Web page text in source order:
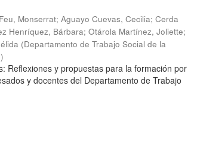
Feu, Monserrat;Aguayo Cuevas, Cecilia;Cerda
Henríquez, Bárbara;Otárola Martínez, Joliette;
(Departamento de Trabajo Social de la
)
Reflexiones y propuestas para la formación por
y docentes del Departamento de Trabajo